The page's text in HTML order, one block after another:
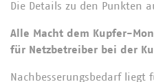
Die Details zu den Punkten
Alle Macht dem Kupfer-
für Netzbetreiber bei der
Nachbesserungsbedarf